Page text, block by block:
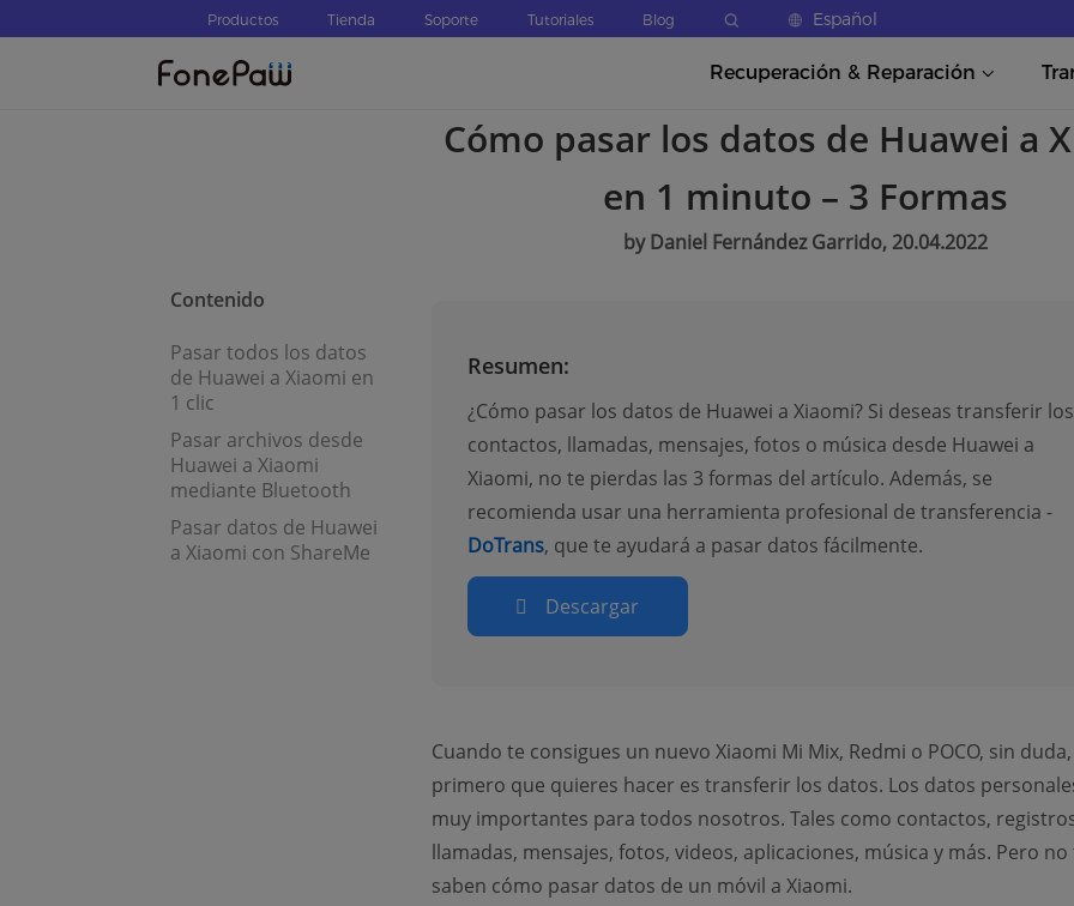
Productos Tienda Soporte Tutoriales Blog Español
Recuperación & Reparación
Cómo pasar los datos de Huawei a
en 1 minuto – 3 Formas
by Daniel Fernández Garrido, 20.04.2022
Contenido
Pasar todos los datos
de Huawei a Xiaomi en
1 clic
Pasar archivos desde
Huawei a Xiaomi
mediante Bluetooth
Pasar datos de Huawei
a Xiaomi con ShareMe
Resumen:
¿Cómo pasar los datos de Huawei a Xiaomi? Si deseas transferir los
contactos, llamadas, mensajes, fotos o música desde Huawei a
Xiaomi, no te pierdas las 3 formas del artículo. Además, se
recomienda usar una herramienta profesional de transferencia -
DoTrans, que te ayudará a pasar datos fácilmente.
Descargar
Cuando te consigues un nuevo Xiaomi Mi Mix, Redmi o POCO, sin
primero que quieres hacer es transferir los datos. Los datos
muy importantes para todos nosotros. Tales como contactos,
llamadas, mensajes, fotos, videos, aplicaciones, música y más. Pero
saben cómo pasar datos de un móvil a Xiaomi.